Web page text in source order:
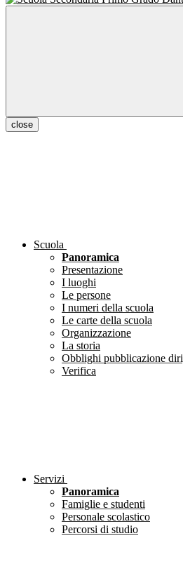
close
Scuola
Panoramica
Presentazione
I luoghi
Le persone
I numeri della scuola
Le carte della scuola
Organizzazione
La storia
Obblighi pubblicazione
Verifica
Servizi
Panoramica
Famiglie e studenti
Personale scolastico
Percorsi di studio